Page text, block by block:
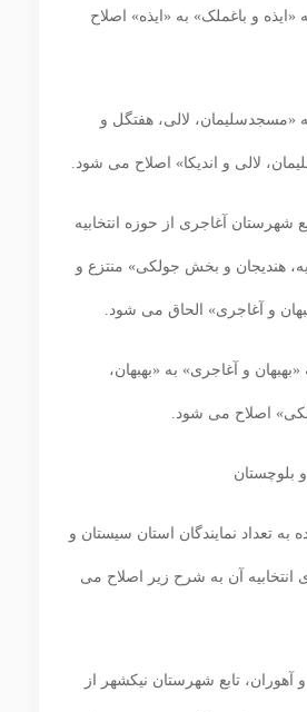
«ایذه و باغملک» به «ایذه» اصلاح
«مسجدسلیمان، لالی، هفتگل و
لالی و اندیکا» اصلاح می‏ شود.
آغاجری از حوزه انتخابیه
هندیجان و بخش جولکی» منتزع و
و آغاجری» الحاق می شود.
«بهبهان و آغاجری» به «بهبهان،
اصلاح می‏ شود.
به تعداد نمایندگان استان سیستان و
انتخابیه آن به شرح زیر اصلاح می‏
آهوران، تابع شهرستان نیکشهر از